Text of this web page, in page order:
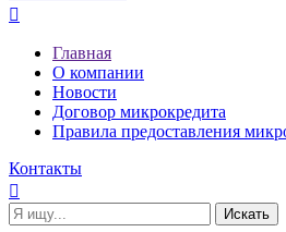

Главная
О компании
Новости
Договор микрокредита
Правила предоставления
Контакты
